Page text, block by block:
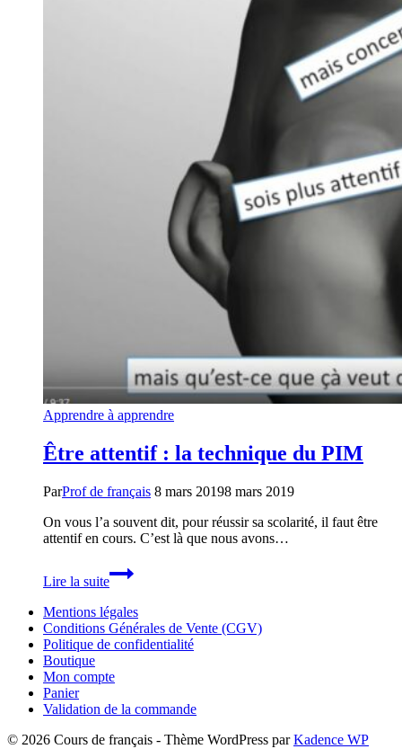
Apprendre à apprendre
Être attentif : la technique du PIM
ParProf de français 8 mars 20198 mars 2019
On vous l’a souvent dit, pour réussir sa scolarité, il faut être
attentif en cours. C’est là que nous avons…
Lire la suite
Être
attentif
la
technique
du
Mentions légales
Conditions Générales de Vente (CGV)
Politique de confidentialité
Boutique
Mon compte
Panier
Validation de la commande
© 2026 Cours de français - Thème WordPress parKadence WP